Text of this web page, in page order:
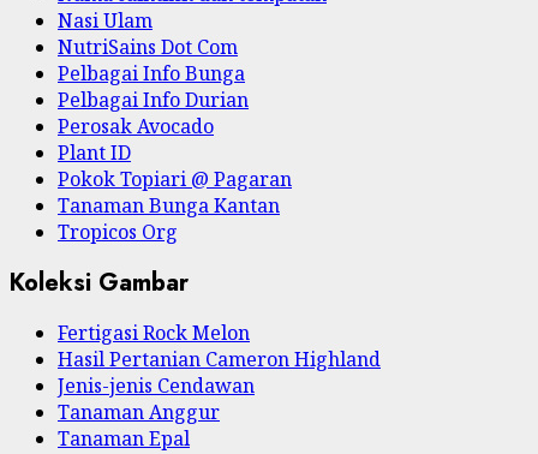
Nasi Ulam
NutriSains Dot Com
Pelbagai Info Bunga
Pelbagai Info Durian
Perosak Avocado
Plant ID
Pokok Topiari @ Pagaran
Tanaman Bunga Kantan
Tropicos Org
Koleksi Gambar
Fertigasi Rock Melon
Hasil Pertanian Cameron Highland
Jenis-jenis Cendawan
Tanaman Anggur
Tanaman Epal